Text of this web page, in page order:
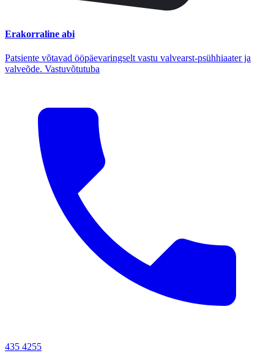
Erakorraline abi
Patsiente võtavad ööpäevaringselt vastu valvearst-psühhiaater ja
valveõde. Vastuvõtutuba
435 4255